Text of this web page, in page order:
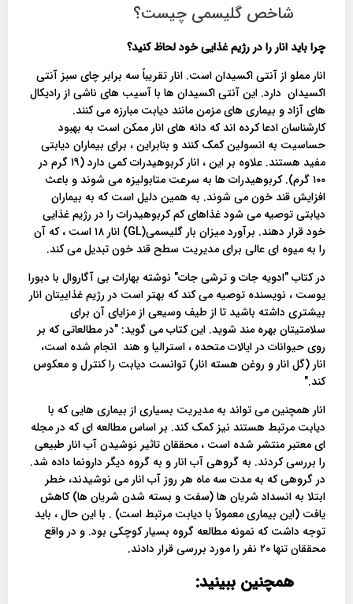
شاخص گلیسمی چیست؟
چرا باید انار را در رژیم غذایی خود لحاظ کنید؟
انار مملو از آنتی اکسیدان است. انار تقریباً سه برابر چای سبز آنتی
اکسیدان دارد. این آنتی اکسیدان ها با آسیب های ناشی از رادیکال
های آزاد و بیماری های مزمن مانند دیابت مبارزه می کنند.
کارشناسان ادعا کرده اند که دانه های انار ممکن است به بهبود
حساسیت به انسولین کمک کنند و بنابراین ، برای بیماران دیابتی
مفید هستند. علاوه بر این ، انار کربوهیدرات کمی دارد (۱۹ گرم در
۱۰۰ گرم). کربوهیدرات ها به سرعت متابولیزه می شوند و باعث
افزایش قند خون می شوند. به همین دلیل است که به بیماران
دیابتی توصیه می شود غذاهای کم کربوهیدرات را در رژیم غذایی
خود قرار دهند. برآورد میزان بار گلیسمی(GL) انار ۱۸ است ، که آن
را به میوه ای عالی برای مدیریت سطح قند خون تبدیل می کند.
در کتاب "ادویه جات و ترشی جات" نوشته بهارات بی آگاروال با دبورا
یوست ، نویسنده توصیه می کند که بهتر است در رژیم غذاییتان انار
بیشتری داشته باشید تا از طیف وسیعی از مزایای آن برای
سلامتیتان بهره مند شوید. این کتاب می گوید: "در مطالعاتی که بر
روی حیوانات در ایالات متحده ، استرالیا و هند انجام شده است،
انار (گل انار و روغن هسته انار) توانست دیابت را کنترل و معکوس
کند."
انار همچنین می تواند به مدیریت بسیاری از بیماری هایی که با
دیابت مرتبط هستند نیز کمک کند. بر اساس مطالعه ای که در مجله
ای معتبر منتشر شده است ، محققان تاثیر نوشیدن آب انار طبیعی
را بررسی کردند. به گروهی آب انار و به گروه دیگر دارونما داده شد.
در گروهی که به مدت سه ماه هر روز آب انار می نوشیدند، خطر
ابتلا به انسداد شریان ها (سفت و بسته شدن شریان ها) کاهش
یافت (این بیماری معمولاً با دیابت مرتبط است) . با این حال ، باید
توجه داشت که نمونه مطالعه گروه بسیار کوچکی بود. و در واقع
محققان تنها ۲۰ نفر را مورد بررسی قرار دادند.
همچنین ببینید: